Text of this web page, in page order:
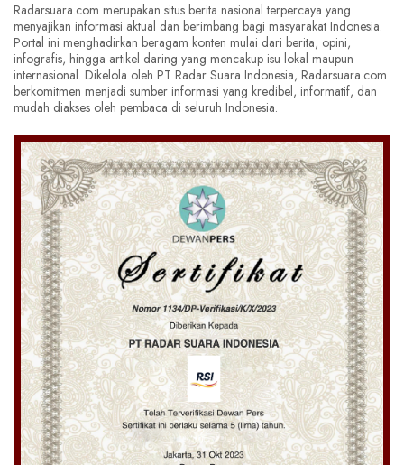
Radarsuara.com merupakan situs berita nasional terpercaya yang
menyajikan informasi aktual dan berimbang bagi masyarakat Indonesia.
Portal ini menghadirkan beragam konten mulai dari berita, opini,
infografis, hingga artikel daring yang mencakup isu lokal maupun
internasional. Dikelola oleh PT Radar Suara Indonesia, Radarsuara.com
berkomitmen menjadi sumber informasi yang kredibel, informatif, dan
mudah diakses oleh pembaca di seluruh Indonesia.